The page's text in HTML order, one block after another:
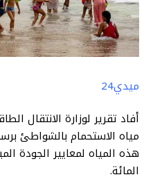
ميدي24
أفاد تقرير لوزارة الانتقال
المائة.